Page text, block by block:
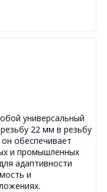
универсальный
22 мм в резьбу
обеспечивает
и промышленных
адаптивности
и